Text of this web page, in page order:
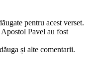
pentru acest verset.
Pavel au fost
și alte comentarii.